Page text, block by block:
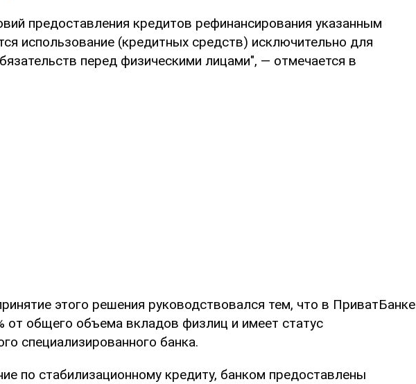
предоставления кредитов рефинансирования указанным
использование (кредитных средств) исключительно для
перед физическими лицами", — отмечается в
этого решения руководствовался тем, что в ПриватБанке
от общего объема вкладов физлиц и имеет статус
специализированного банка.
по стабилизационному кредиту, банком предоставлены